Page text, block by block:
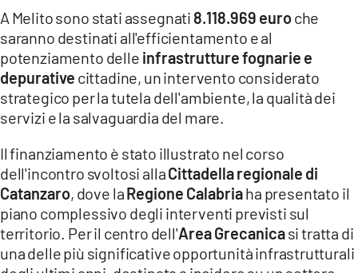
ILREGGINO.IT
COSENZACHANNEL.IT
ILVIBONESE.IT
CATANZAROCHANNEL.IT
LACAPITALENEWS.IT
App
ANDROID
APPLE
A Melito sono stati assegnati 8.118.969 euroche
saranno destinati all'efficientamento e al
potenziamento delle infrastrutture fognarie e
depurative cittadine, un intervento considerato
strategico per la tutela dell'ambiente, la qualità dei
servizi e la salvaguardia del mare.
Il finanziamento è stato illustrato nel corso
dell'incontro svoltosi allaCittadella regionale di
Catanzaro, dove laRegione Calabriaha presentato il
piano complessivo degli interventi previsti sul
territorio. Per il centro dell'Area Grecanicasi tratta di
una delle più significative opportunità infrastrutturali